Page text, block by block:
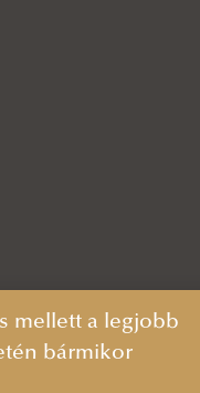
mellett a legjobb
bármikor